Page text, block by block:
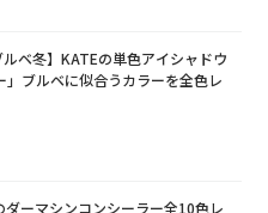
ルベ冬】KATEの単色アイシャドウ
」ブルベに似合うカラーを全色レ
ダーマシンコンシーラー全10色レ